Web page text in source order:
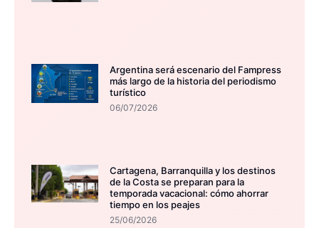
Argentina será escenario del Fampress
más largo de la historia del periodismo
turístico
06/07/2026
Cartagena, Barranquilla y los destinos
de la Costa se preparan para la
temporada vacacional: cómo ahorrar
tiempo en los peajes
25/06/2026